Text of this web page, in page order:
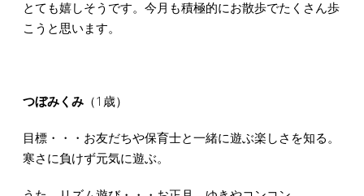
とても嬉しそうです。今月も積極的にお散歩でたくさん歩
こうと思います。
つぼみくみ（1歳）
目標・・・お友だちや保育士と一緒に遊ぶ楽しさを知る。
寒さに負けず元気に遊ぶ。